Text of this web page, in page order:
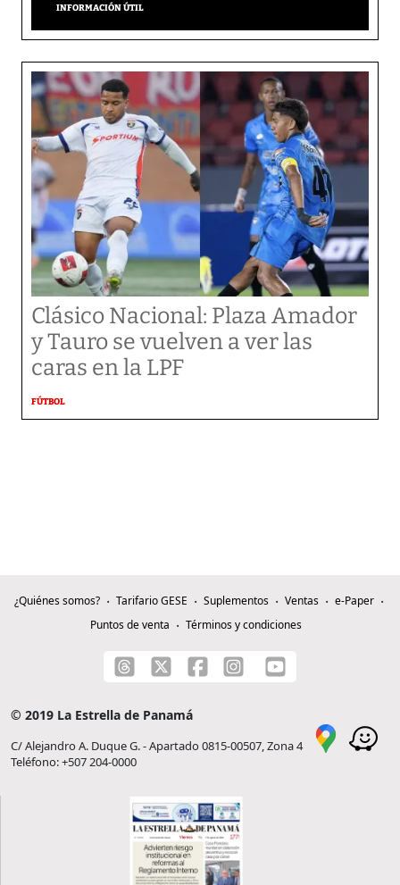
INFORMACIÓN ÚTIL
Clásico Nacional: Plaza Amador
y Tauro se vuelven a ver las
caras en la LPF
FÚTBOL
¿Quiénes somos? Tarifario GESE Suplementos Ventas
e-Paper
Puntos de venta
Términos y condiciones
© 2019 La Estrella de Panamá
C/ Alejandro A. Duque G. - Apartado 0815-00507, Zona 4
Teléfono: +507 204-0000